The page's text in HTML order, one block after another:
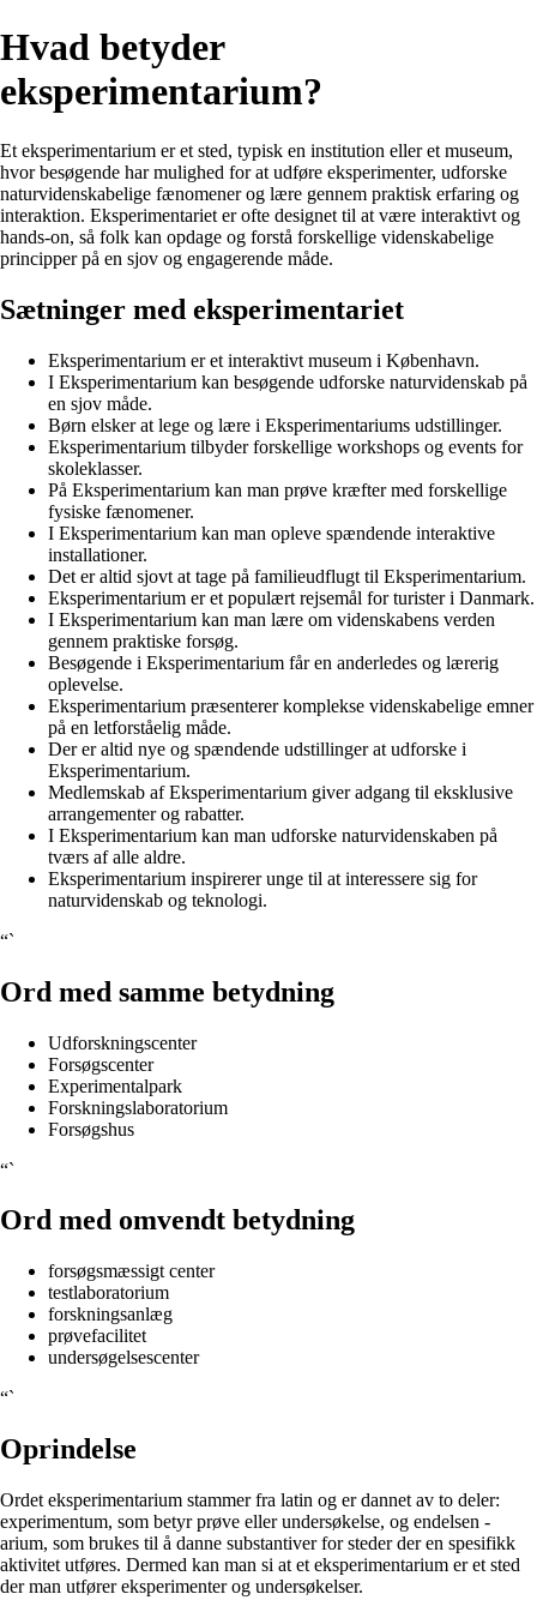
Hvad betyder
eksperimentarium?
Et eksperimentarium er et sted, typisk en institution eller et museum,
hvor besøgende har mulighed for at udføre eksperimenter, udforske
naturvidenskabelige fænomener og lære gennem praktisk erfaring og
interaktion. Eksperimentariet er ofte designet til at være interaktivt og
hands-on, så folk kan opdage og forstå forskellige videnskabelige
principper på en sjov og engagerende måde.
Sætninger med eksperimentariet
Eksperimentarium er et interaktivt museum i København.
I Eksperimentarium kan besøgende udforske naturvidenskab på
en sjov måde.
Børn elsker at lege og lære i Eksperimentariums udstillinger.
Eksperimentarium tilbyder forskellige workshops og events for
skoleklasser.
På Eksperimentarium kan man prøve kræfter med forskellige
fysiske fænomener.
I Eksperimentarium kan man opleve spændende interaktive
installationer.
Det er altid sjovt at tage på familieudflugt til Eksperimentarium.
Eksperimentarium er et populært rejsemål for turister i Danmark.
I Eksperimentarium kan man lære om videnskabens verden
gennem praktiske forsøg.
Besøgende i Eksperimentarium får en anderledes og lærerig
oplevelse.
Eksperimentarium præsenterer komplekse videnskabelige emner
på en letforståelig måde.
Der er altid nye og spændende udstillinger at udforske i
Eksperimentarium.
Medlemskab af Eksperimentarium giver adgang til eksklusive
arrangementer og rabatter.
I Eksperimentarium kan man udforske naturvidenskaben på
tværs af alle aldre.
Eksperimentarium inspirerer unge til at interessere sig for
naturvidenskab og teknologi.
“`
Ord med samme betydning
Udforskningscenter
Forsøgscenter
Experimentalpark
Forskningslaboratorium
Forsøgshus
“`
Ord med omvendt betydning
forsøgsmæssigt center
testlaboratorium
forskningsanlæg
prøvefacilitet
undersøgelsescenter
“`
Oprindelse
Ordet eksperimentarium stammer fra latin og er dannet av to deler:
experimentum, som betyr prøve eller undersøkelse, og endelsen -
arium, som brukes til å danne substantiver for steder der en spesifikk
aktivitet utføres. Dermed kan man si at et eksperimentarium er et sted
der man utfører eksperimenter og undersøkelser.